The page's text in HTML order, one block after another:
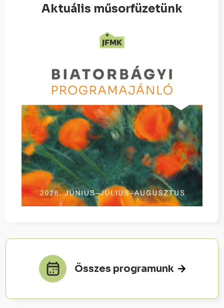
Aktuális műsorfüzetünk
Összes programunk